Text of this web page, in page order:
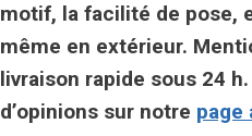
motif, la facilité de pose,
même en extérieur.
livraison rapide sous 24
d’opinions sur notre page